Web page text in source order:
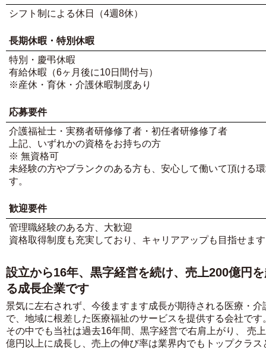
シフト制による休日（4週8休）
長期休暇・特別休暇
特別・慶弔休暇
有給休暇（6ヶ月後に10日間付与）
※産休・育休・介護休暇制度あり
応募要件
介護福祉士・実務者研修修了者・初任者研修修了者
上記、いずれかの資格をお持ちの方
※ 無資格可
未経験の方やブランクのある方も、安心して働いて頂ける
す。
歓迎要件
管理職経験のある方、大歓迎
資格取得制度も充実しており、キャリアアップも目指せま
設立から16年、黒字経営を続け、売上200億円
る成長企業です
景気に左右されず、今後ますます成長が期待される医療・介
で、地域に根差した医療福祉のサービスを提供する会社です
その中でも当社は過去16年間、黒字経営で右肩上がり、 売
億円以上に成長し、売上の伸び率は業界内でもトップクラス